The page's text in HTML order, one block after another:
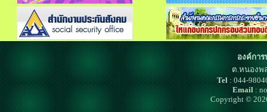
องค์กา
ต.หนองพ
Tel: 044-
Email :
Copyright ©